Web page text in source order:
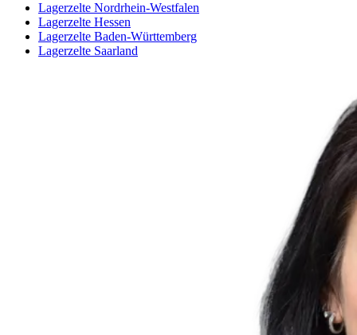
Lagerzelte Nordrhein-Westfalen
Lagerzelte Hessen
Lagerzelte Baden-Württemberg
Lagerzelte Saarland